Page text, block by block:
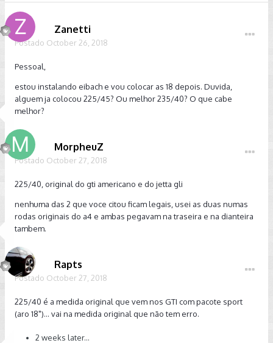
Zanetti
Postado October 26, 2018
Pessoal,
estou instalando eibach e vou colocar as 18 depois. Duvida,
alguem ja colocou 225/45? Ou melhor 235/40? O que cabe
melhor?
MorpheuZ
Postado October 27, 2018
225/40, original do gti americano e do jetta gli
nenhuma das 2 que voce citou ficam legais, usei as duas numas
rodas originais do a4 e ambas pegavam na traseira e na dianteira
tambem.
Rapts
Postado October 27, 2018
225/40 é a medida original que vem nos GTI com pacote sport
(aro 18")... vai na medida original que não tem erro.
2 weeks later...